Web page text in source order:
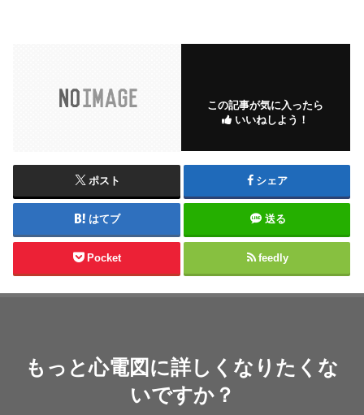
この記事が気に入ったら
いいねしよう！
ポスト シェア
はてブ 送る
Pocket feedly
もっと心電図に詳しくなりたくな
いですか？